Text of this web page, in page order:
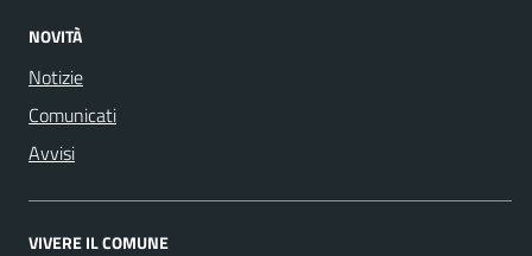
NOVITÀ
Notizie
Comunicati
Avvisi
VIVERE IL COMUNE